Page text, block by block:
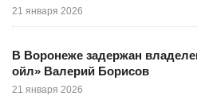
21 января 2026
В Воронеже задержан
ойл» Валерий Борисов
21 января 2026